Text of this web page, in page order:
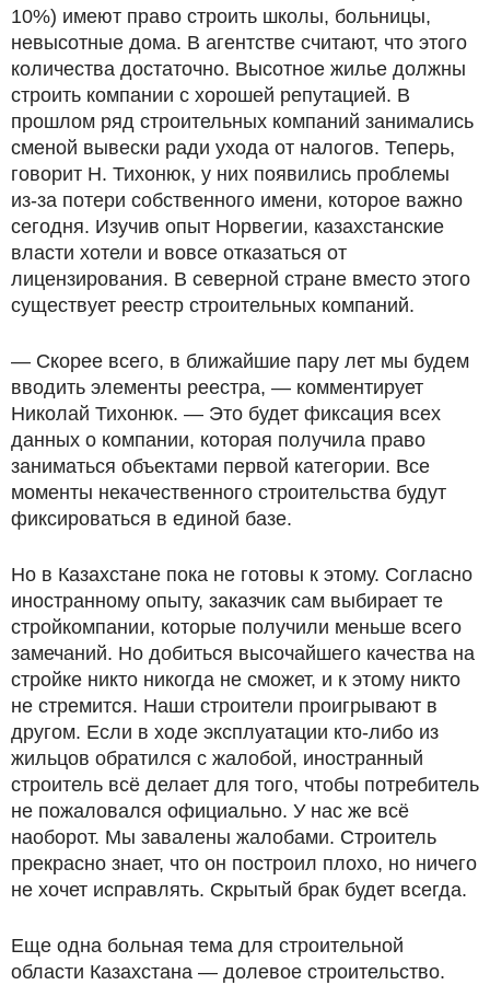
10%) имеют право строить школы, больницы,
невысотные дома. В агентстве считают, что этого
количества достаточно. Высотное жилье должны
строить компании с хорошей репутацией. В
прошлом ряд строительных компаний занимались
сменой вывески ради ухода от налогов. Теперь,
говорит Н. Тихонюк, у них появились проблемы
из-за потери собственного имени, которое важно
сегодня. Изучив опыт Норвегии, казахстанские
власти хотели и вовсе отказаться от
лицензирования. В северной стране вместо этого
существует реестр строительных компаний.
— Скорее всего, в ближайшие пару лет мы будем
вводить элементы реестра, — комментирует
Николай Тихонюк. — Это будет фиксация всех
данных о компании, которая получила право
заниматься объектами первой категории. Все
моменты некачественного строительства будут
фиксироваться в единой базе.
Но в Казахстане пока не готовы к этому. Согласно
иностранному опыту, заказчик сам выбирает те
стройкомпании, которые получили меньше всего
замечаний. Но добиться высочайшего качества на
стройке никто никогда не сможет, и к этому никто
не стремится. Наши строители проигрывают в
другом. Если в ходе эксплуатации кто-либо из
жильцов обратился с жалобой, иностранный
строитель всё делает для того, чтобы потребитель
не пожаловался официально. У нас же всё
наоборот. Мы завалены жалобами. Строитель
прекрасно знает, что он построил плохо, но ничего
не хочет исправлять. Скрытый брак будет всегда.
Еще одна больная тема для строительной
области Казахстана — долевое строительство.